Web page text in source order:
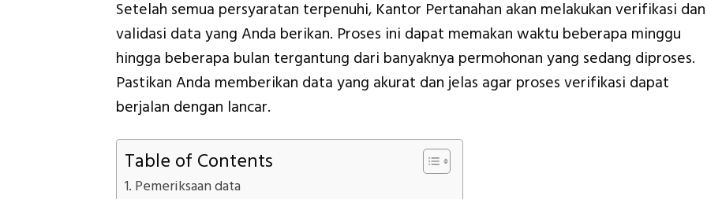
Setelah semua persyaratan terpenuhi, Kantor Pertanahan akan melakukan verifikasi dan
validasi data yang Anda berikan. Proses ini dapat memakan waktu beberapa minggu
hingga beberapa bulan tergantung dari banyaknya permohonan yang sedang diproses.
Pastikan Anda memberikan data yang akurat dan jelas agar proses verifikasi dapat
berjalan dengan lancar.
Table of Contents
Pemeriksaan data